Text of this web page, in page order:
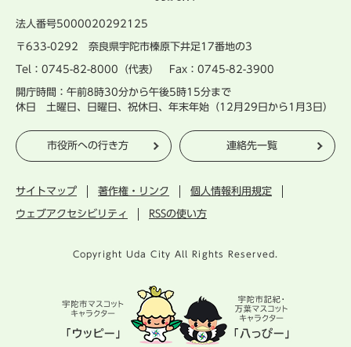
法人番号5000020292125
〒633-0292 奈良県宇陀市榛原下井足17番地の3
Tel：0745-82-8000（代表） Fax：0745-82-3900
開庁時間：午前8時30分から午後5時15分まで
休日 土曜日、日曜日、祝休日、年末年始（12月29日から1月3日）
市役所への行き方 連絡先一覧
サイトマップ 著作権・リンク 個人情報利用規定
ウェブアクセシビリティ RSSの使い方
Copyright Uda City All Rights Reserved.